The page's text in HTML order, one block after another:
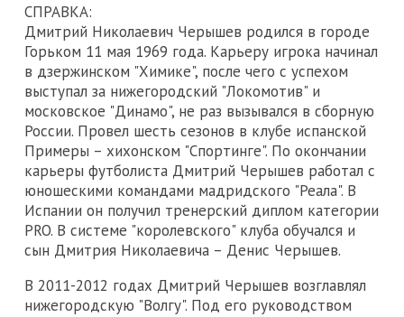
СПРАВКА:
Дмитрий Николаевич Черышев родился в городе
Горьком 11 мая 1969 года. Карьеру игрока начинал
в дзержинском "Химике", после чего с успехом
выступал за нижегородский "Локомотив" и
московское "Динамо", не раз вызывался в сборную
России. Провел шесть сезонов в клубе испанской
Примеры – хихонском "Спортинге". По окончании
карьеры футболиста Дмитрий Черышев работал с
юношескими командами мадридского "Реала". В
Испании он получил тренерский диплом категории
PRO. В системе "королевского" клуба обучался и
сын Дмитрия Николаевича – Денис Черышев.
В 2011-2012 годах Дмитрий Черышев возглавлял
нижегородскую "Волгу". Под его руководством